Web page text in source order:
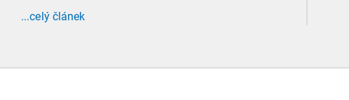
evidenci zaměstnanců, která propojuje sociální
správu, finanční úřady a úřady práce do jednoho
...celý článek